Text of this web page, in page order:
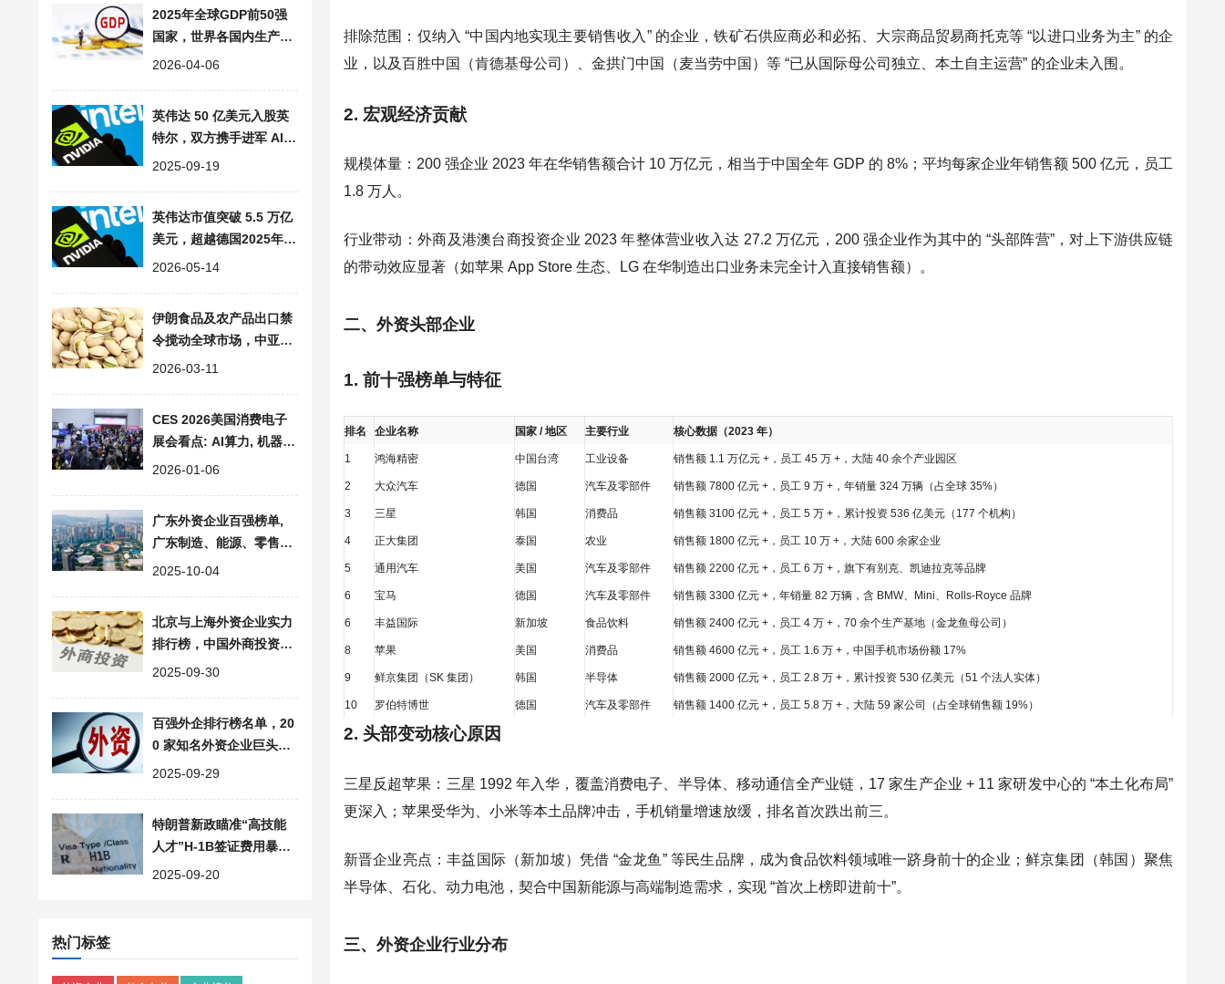
2025年全球GDP前50强
国家，世界各国内生产总
值排名榜单与主要产业分
2026-04-06
英伟达 50 亿美元入股英
特尔，双方携手进军 AI
市场
2025-09-19
英伟达市值突破 5.5 万亿
美元，超越德国2025年G
DP，登顶全球企业之巅
2026-05-14
伊朗食品及农产品出口禁
令搅动全球市场，中亚与
中国新疆迎替代机遇​
2026-03-11
CES 2026美国消费电子
展会看点: AI算力, 机器
人, 无人驾驶, 智能家居科
2026-01-06
广东外资企业百强榜单,
广东制造、能源、零售行
业外企名单
2025-10-04
北京与上海外资企业实力
排行榜，中国外商投资百
强企业深度分析
2025-09-30
百强外企排行榜名单，20
0 家知名外资企业巨头的
中国布局
2025-09-29
特朗普新政瞄准“高技能
人才”H-1B签证费用暴涨
至 10 万美元，科技巨头
2025-09-20
热门标签
排除范围：仅纳入 “中国内地实现主要销售收入” 的企业，铁矿石供应商必和必拓、大宗商品贸易商托克等 “以进口业务为主” 的企
业，以及百胜中国（肯德基母公司）、金拱门中国（麦当劳中国）等 “已从国际母公司独立、本土自主运营” 的企业未入围。
2. 宏观经济贡献
规模体量：200 强企业 2023 年在华销售额合计 10 万亿元，相当于中国全年 GDP 的 8%；平均每家企业年销售额 500 亿元，员工
1.8 万人。
行业带动：外商及港澳台商投资企业 2023 年整体营业收入达 27.2 万亿元，200 强企业作为其中的 “头部阵营”，对上下游供应链
的带动效应显著（如苹果 App Store 生态、LG 在华制造出口业务未完全计入直接销售额）。
二、外资头部企业
1. 前十强榜单与特征
排名 企业名称 国家 / 地区 主要行业 核心数据（2023 年）
1 鸿海精密 中国台湾 工业设备 销售额 1.1 万亿元 +，员工 45 万 +，大陆 40 余个产业园区
2 大众汽车 德国 汽车及零部件 销售额 7800 亿元 +，员工 9 万 +，年销量 324 万辆（占全球 35%）
3 三星 韩国 消费品 销售额 3100 亿元 +，员工 5 万 +，累计投资 536 亿美元（177 个机构）
4 正大集团 泰国 农业 销售额 1800 亿元 +，员工 10 万 +，大陆 600 余家企业
5 通用汽车 美国 汽车及零部件 销售额 2200 亿元 +，员工 6 万 +，旗下有别克、凯迪拉克等品牌
6 宝马 德国 汽车及零部件 销售额 3300 亿元 +，年销量 82 万辆，含 BMW、Mini、Rolls-Royce 品牌
6 丰益国际 新加坡 食品饮料 销售额 2400 亿元 +，员工 4 万 +，70 余个生产基地（金龙鱼母公司）
8 苹果 美国 消费品 销售额 4600 亿元 +，员工 1.6 万 +，中国手机市场份额 17%
9 鲜京集团（SK 集团） 韩国 半导体 销售额 2000 亿元 +，员工 2.8 万 +，累计投资 530 亿美元（51 个法人实体）
10 罗伯特博世 德国 汽车及零部件 销售额 1400 亿元 +，员工 5.8 万 +，大陆 59 家公司（占全球销售额 19%）
2. 头部变动核心原因
三星反超苹果：三星 1992 年入华，覆盖消费电子、半导体、移动通信全产业链，17 家生产企业 + 11 家研发中心的 “本土化布局”
更深入；苹果受华为、小米等本土品牌冲击，手机销量增速放缓，排名首次跌出前三。
新晋企业亮点：丰益国际（新加坡）凭借 “金龙鱼” 等民生品牌，成为食品饮料领域唯一跻身前十的企业；鲜京集团（韩国）聚焦
半导体、石化、动力电池，契合中国新能源与高端制造需求，实现 “首次上榜即进前十”。
三、外资企业行业分布